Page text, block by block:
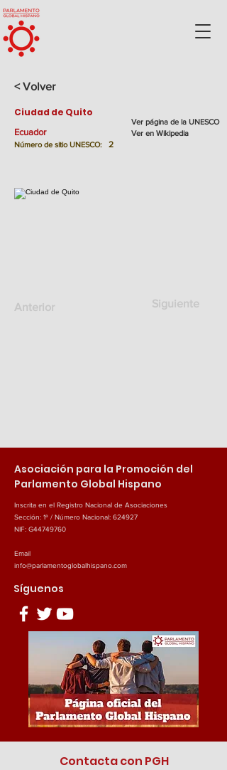
< Volver
Ciudad de Quito
Ecuador
Número de sitio UNESCO: 2
Ver página de la UNESCO
Ver en Wikipedia
Anterior Siguiente
Asociación para la Promoción del
Parlamento Global Hispano
Inscrita en el Registro Nacional de Asociaciones
Sección: 1ª / Número Nacional: 624927
NIF: G44749760
Email
info@parlamentoglobalhispano.com
Síguenos
Contacta con PGH